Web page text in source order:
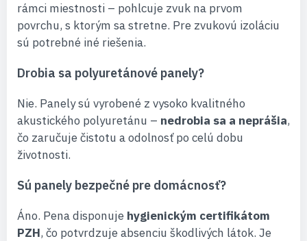
rámci miestnosti – pohlcuje zvuk na prvom
povrchu, s ktorým sa stretne. Pre zvukovú izoláciu
sú potrebné iné riešenia.
Drobia sa polyuretánové panely?
Nie. Panely sú vyrobené z vysoko kvalitného
akustického polyuretánu – nedrobia sa a neprášia,
čo zaručuje čistotu a odolnosť po celú dobu
životnosti.
Sú panely bezpečné pre domácnosť?
Áno. Pena disponuje hygienickým certifikátom
PZH, čo potvrdzuje absenciu škodlivých látok. Je